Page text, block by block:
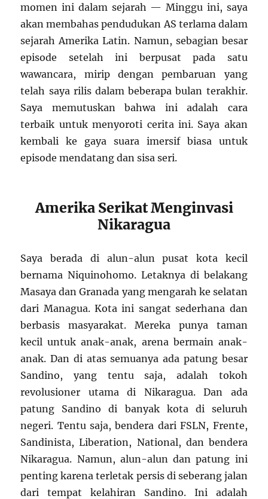
momen ini dalam sejarah — Minggu ini, saya
akan membahas pendudukan AS terlama dalam
sejarah Amerika Latin. Namun, sebagian besar
episode setelah ini berpusat pada satu
wawancara, mirip dengan pembaruan yang
telah saya rilis dalam beberapa bulan terakhir.
Saya memutuskan bahwa ini adalah cara
terbaik untuk menyoroti cerita ini. Saya akan
kembali ke gaya suara imersif biasa untuk
episode mendatang dan sisa seri.
Amerika Serikat Menginvasi
Nikaragua
Saya berada di alun-alun pusat kota kecil
bernama Niquinohomo. Letaknya di belakang
Masaya dan Granada yang mengarah ke selatan
dari Managua. Kota ini sangat sederhana dan
berbasis masyarakat. Mereka punya taman
kecil untuk anak-anak, arena bermain anak-
anak. Dan di atas semuanya ada patung besar
Sandino, yang tentu saja, adalah tokoh
revolusioner utama di Nikaragua. Dan ada
patung Sandino di banyak kota di seluruh
negeri. Tentu saja, bendera dari FSLN, Frente,
Sandinista, Liberation, National, dan bendera
Nikaragua. Namun, alun-alun dan patung ini
penting karena terletak persis di seberang jalan
dari tempat kelahiran Sandino. Ini adalah